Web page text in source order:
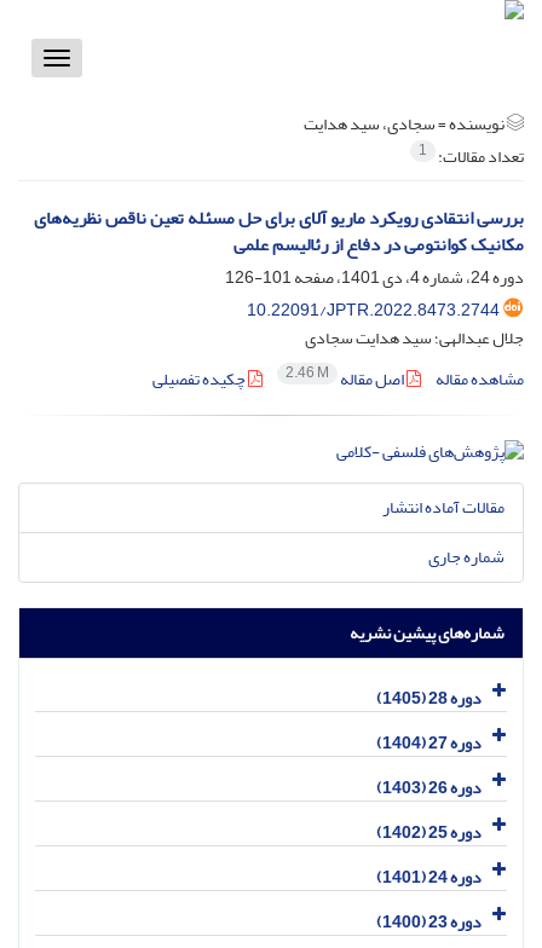
Toggle
نویسنده =سجادی، سید هدایت
تعداد مقالات: 1
بررسی انتقادی رویکرد ماریو آلای برای حل مسئله تعین ناقص نظریه‌های
مکانیک کوانتومی در دفاع از رئالیسم علمی
دوره 24، شماره 4، دی 1401، صفحه
101-126
10.22091/JPTR.2022.8473.2744
جلال عبدالهی؛ سید هدایت سجادی
مشاهده مقاله
اصل مقاله 2.46 M چکیده تفصیلی
مقالات آماده انتشار
شماره جاری
شماره‌های پیشین نشریه
دوره 28 (1405)
دوره 27 (1404)
دوره 26 (1403)
دوره 25 (1402)
دوره 24 (1401)
دوره 23 (1400)